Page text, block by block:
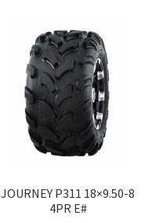
JOURNEY P311 18×9.50-8
4PR E#